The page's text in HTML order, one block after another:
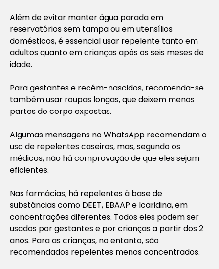
Além de evitar manter água parada em
reservatórios sem tampa ou em utensílios
domésticos, é essencial usar repelente tanto em
adultos quanto em crianças após os seis meses de
idade.
Para gestantes e recém-nascidos, recomenda-se
também usar roupas longas, que deixem menos
partes do corpo expostas.
Algumas mensagens no WhatsApp recomendam o
uso de repelentes caseiros, mas, segundo os
médicos, não há comprovação de que eles sejam
eficientes.
Nas farmácias, há repelentes à base de
substâncias como DEET, EBAAP e Icaridina, em
concentrações diferentes. Todos eles podem ser
usados por gestantes e por crianças a partir dos 2
anos. Para as crianças, no entanto, são
recomendados repelentes menos concentrados.